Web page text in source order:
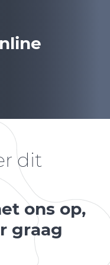
dit
ons op,
graag